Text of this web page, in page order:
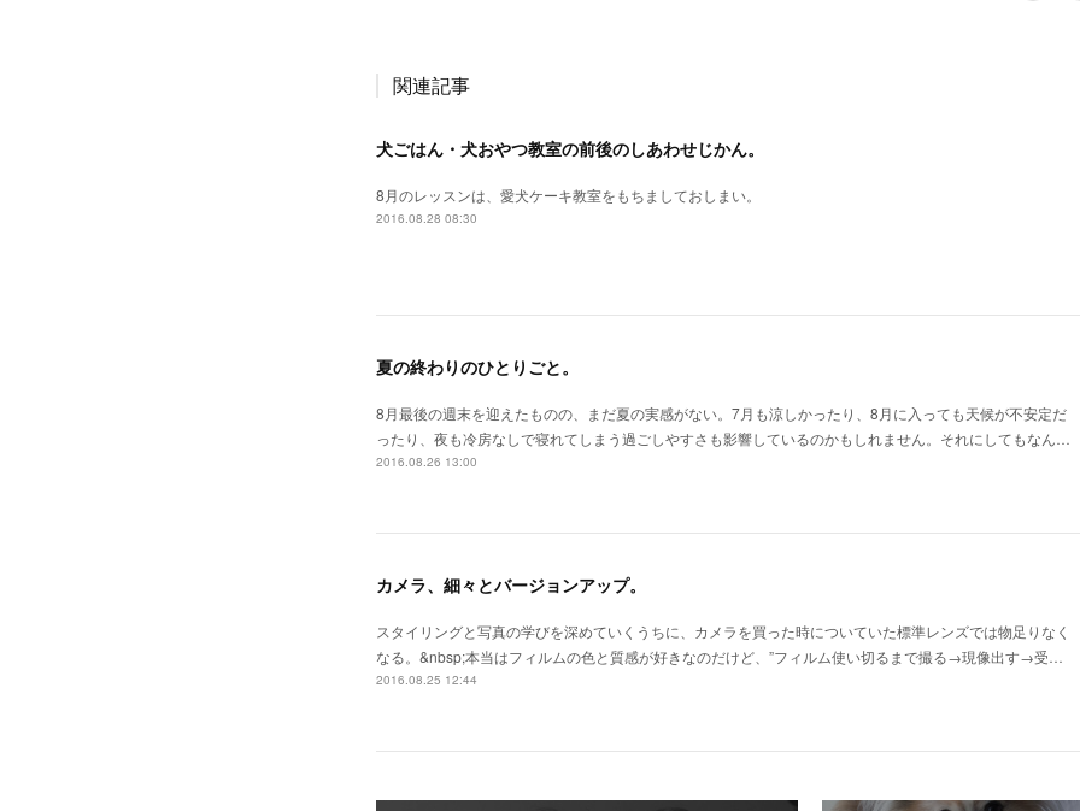
関連記事
犬ごはん・犬おやつ教室の前後のしあわせじかん。
8月のレッスンは、愛犬ケーキ教室をもちましておしまい。
2016.08.28 08:30
夏の終わりのひとりごと。
8月最後の週末を迎えたものの、まだ夏の実感がない。7月も涼しかったり、8月に入っても天候が不安定だ
ったり、夜も冷房なしで寝れてしまう過ごしやすさも影響しているのかもしれません。それにしてもなん…
2016.08.26 13:00
カメラ、細々とバージョンアップ。
スタイリングと写真の学びを深めていくうちに、カメラを買った時についていた標準レンズでは物足りなく
なる。&nbsp;本当はフィルムの色と質感が好きなのだけど、”フィルム使い切るまで撮る→現像出す→受…
2016.08.25 12:44